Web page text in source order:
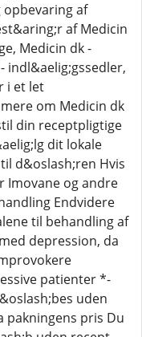
af
af Medicin
Medicin dk -
indl&aelig;gssedler,
i et let
om Medicin dk
din receptpligtige
dit lokale
d&oslash;ren Hvis
Imovane og andre
Endvidere
til behandling af
depression, da
patienter *-
uden
pakningens pris Du